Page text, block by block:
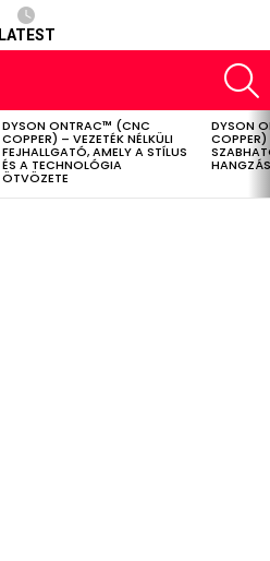
LATEST
DYSON ONTRAC™ (CNC
COPPER) – VEZETÉK NÉLKÜLI
FEJHALLGATÓ, AMELY A STÍLUS
ÉS A TECHNOLÓGIA
ÖTVÖZETE
DYSON
COPPER)